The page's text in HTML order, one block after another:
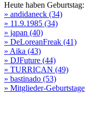
Heute haben Geburtstag:
» andidaneck (34)
» 11.9.1985 (34)
» japan (40)
» DeLoreanFreak (41)
» Aika (43)
» DJFuture (44)
» TURRICAN (49)
» bastinado (53)
» Mitglieder-Geburtstage